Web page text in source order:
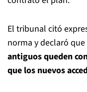
El tribunal citó
norma y declaró que
antiguos queden
que los nuevos